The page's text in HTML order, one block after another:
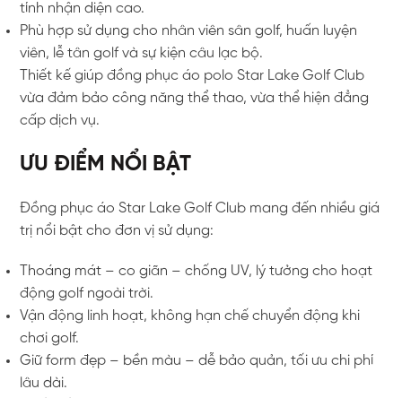
tính nhận diện cao.
Phù hợp sử dụng cho nhân viên sân golf, huấn luyện
viên, lễ tân golf và sự kiện câu lạc bộ.
Thiết kế giúp đồng phục áo polo Star Lake Golf Club
vừa đảm bảo công năng thể thao, vừa thể hiện đẳng
cấp dịch vụ.
ƯU ĐIỂM NỔI BẬT
Đồng phục áo Star Lake Golf Club mang đến nhiều giá
trị nổi bật cho đơn vị sử dụng:
Thoáng mát – co giãn – chống UV, lý tưởng cho hoạt
động golf ngoài trời.
Vận động linh hoạt, không hạn chế chuyển động khi
chơi golf.
Giữ form đẹp – bền màu – dễ bảo quản, tối ưu chi phí
lâu dài.